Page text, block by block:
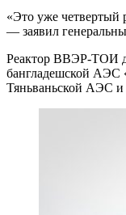
«Это уже четвертый
— заявил
Реактор ВВЭР-ТОИ
бангладешской АЭС
Тяньваньской АЭС